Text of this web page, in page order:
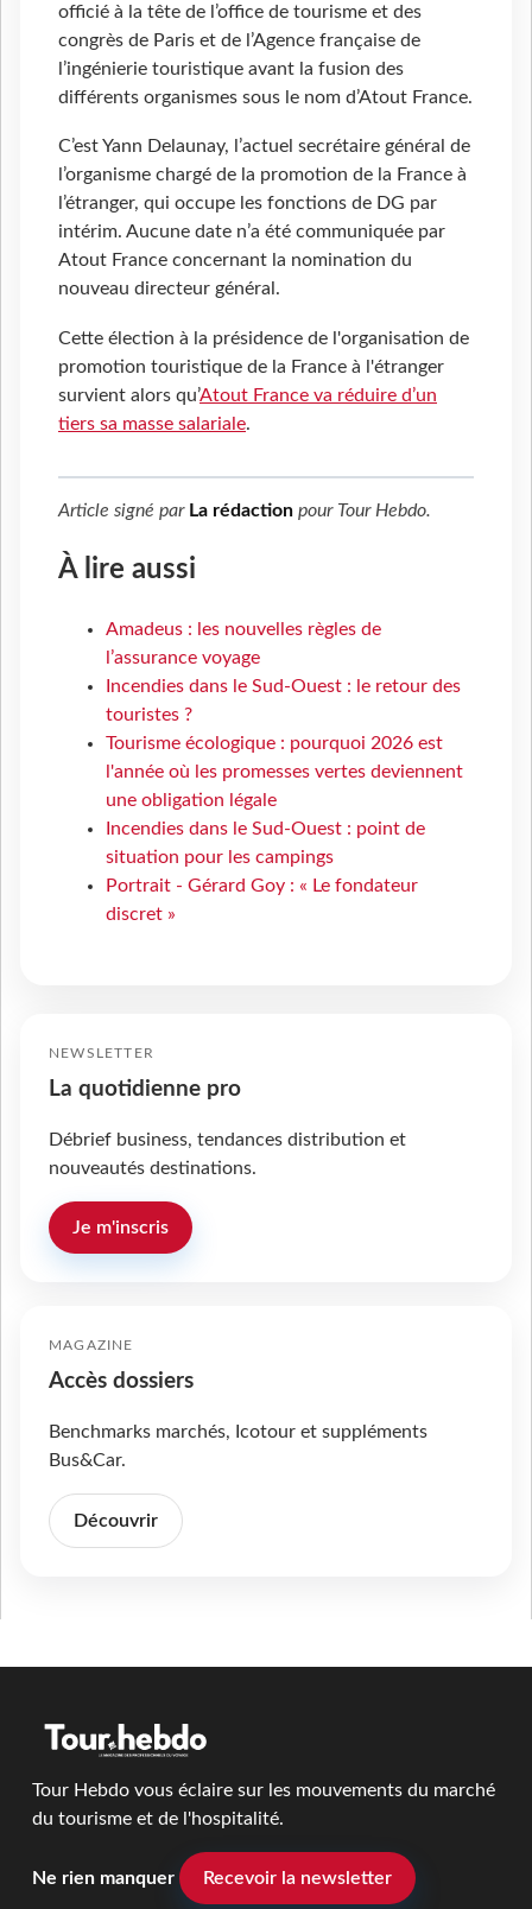
officié à la tête de l’office de tourisme et des
congrès de Paris et de l’Agence française de
l’ingénierie touristique avant la fusion des
différents organismes sous le nom d’Atout France.
C’est Yann Delaunay, l’actuel secrétaire général de
l’organisme chargé de la promotion de la France à
l’étranger, qui occupe les fonctions de DG par
intérim. Aucune date n’a été communiquée par
Atout France concernant la nomination du
nouveau directeur général.
Cette élection à la présidence de l'organisation de
promotion touristique de la France à l'étranger
survient alors qu’Atout France va réduire d’un
tiers sa masse salariale.
Article signé par La rédaction pour Tour Hebdo.
À lire aussi
Amadeus : les nouvelles règles de
l’assurance voyage
Incendies dans le Sud-Ouest : le retour des
touristes ?
Tourisme écologique : pourquoi 2026 est
l'année où les promesses vertes deviennent
une obligation légale
Incendies dans le Sud-Ouest : point de
situation pour les campings
Portrait - Gérard Goy : « Le fondateur
discret »
NEWSLETTER
La quotidienne pro
Débrief business, tendances distribution et
nouveautés destinations.
Je m'inscris
MAGAZINE
Accès dossiers
Benchmarks marchés, Icotour et suppléments
Bus&Car.
Découvrir
Tour Hebdo vous éclaire sur les mouvements du marché
du tourisme et de l'hospitalité.
Ne rien manquer Recevoir la newsletter